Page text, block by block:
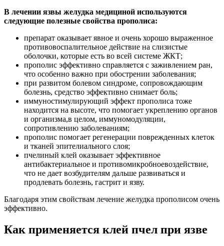
В лечении язвы желудка медициной используются
следующие полезные свойства прополиса:
препарат оказывает явное и очень хорошо выраженное
противовоспалительное действие на слизистые
оболочки, которые есть во всей системе ЖКТ;
прополис эффективно справляется с заживлением ран,
что особенно важно при обострении заболевания;
при развитом болевом синдроме, сопровождающим
болезнь, средство эффективно снимает боль;
иммуностимулирующий эффект прополиса тоже
находится на высоте, что помогает укреплению органов
и организма,в целом, иммуномодуляции,
сопротивлению заболеваниям;
прополис помогает регенерации поврежденных клеток
и тканей эпителиального слоя;
пчелиный клей оказывает эффективное
антибактериальное и противомикробноевоздействие,
что не дает возбудителям дальше развиваться и
продлевать болезнь, гастрит и язву.
Благодаря этим свойствам лечение желудка прополисом очень
эффективно.
Как применяется клей пчел при язве